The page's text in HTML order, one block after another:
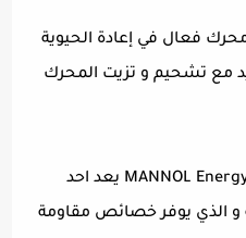
فعال في إعادة الحيوية
مع تشحيم و تزيت المحرك
فإن زيت MANNOL Energy Formula FR 5W-30 يعد احد
و الذي يوفر خصائص مقاومة